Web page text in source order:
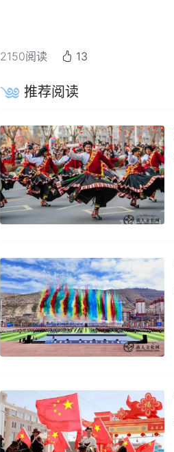
2150阅读 13
推荐阅读